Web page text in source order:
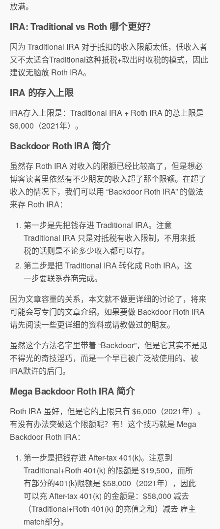
放满。
IRA: Traditional vs Roth 哪个更好？
因为 Traditional IRA 对于抵扣的收入限额太低，低收入者
又不太适合Traditional这种抵税+取出时收税的模式，因此
建议无脑放 Roth IRA。
IRA 的存入上限
IRA存入上限是：Traditional IRA + Roth IRA 的总上限是
$6,000（2021年）。
Backdoor Roth IRA 简介
虽然存 Roth IRA 对收入的限额已经比较高了，但是想必
博客读者里依然有不少朋友的收入超了那个限额。在超了
收入的情况下，我们可以用 “Backdoor Roth IRA” 的做法
来存 Roth IRA：
第一步是先把钱存进 Traditional IRA。注意
Traditional IRA 只是对抵税有收入限制，不用来抵
税的话则是不论多少收入都可以存。
第二步是把 Traditional IRA 转化成 Roth IRA。这
一步要联系券商完成。
因为文章容量的关系，本文就不做更详细的讨论了，将来
可能会写专门的文章介绍。如果要做 Backdoor Roth IRA
请先阅读一些更详细的资料或请教做过的朋友。
虽然这个方法名字里带着 “Backdoor”，但是它其实不是见
不得光的奇技淫巧，而是一个早已被广泛被使用的、被
IRA默许的后门。
Mega Backdoor Roth IRA 简介
Roth IRA 虽好，但是它的上限只有 $6,000（2021年）。
有没有办法突破这个限额呢？有！这个技巧就是 Mega
Backdoor Roth IRA：
第一步是把钱存进 After-tax 401(k)。注意到
Traditional+Roth 401(k) 的限额是 $19,500，而所
有部分的401(k)限额是 $58,000（2021年），因此
可以充 After-tax 401(k) 的金额是：$58,000 减去
（Traditional+Roth 401(k) 的充值之和）减去 雇主
match部分。